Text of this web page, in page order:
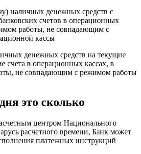
наличных денежных средств с
счетов в операционных
работы, не совпадающим с
кассы
денежных средств на текущие
счета в операционных кассах, в
не совпадающим с режимом работы
это сколько
центром Национального
расчетного времени, Банк может
платежных инструкций